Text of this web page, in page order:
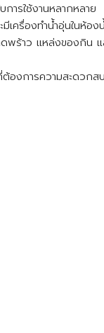
ารใช้งานหลากหลาย
ครื่องทำน้ำอุ่นในห้อง
พร้าว แหล่งของกิน แ
งการความสะดวกสบ